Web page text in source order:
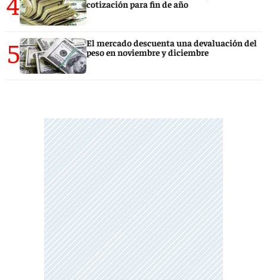
cotización para fin de año
5
El mercado descuenta una devaluación del
peso en noviembre y diciembre